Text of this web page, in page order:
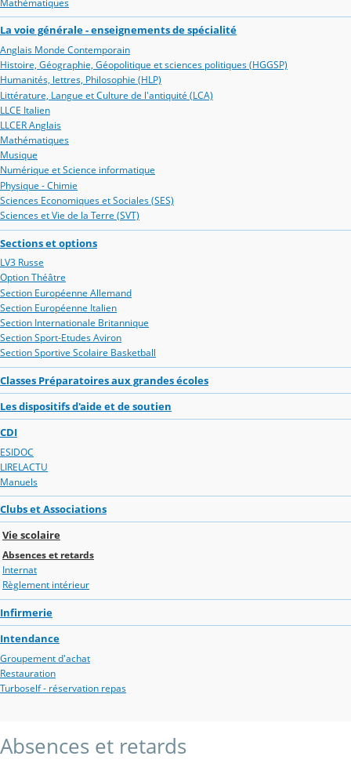
La voie générale - enseignements de spécialité
Anglais Monde Contemporain
Histoire, Géographie, Géopolitique et sciences politiques (HGGSP)
Humanités, lettres, Philosophie (HLP)
Littérature, Langue et Culture de l'antiquité (LCA)
LLCE Italien
LLCER Anglais
Mathématiques
Musique
Numérique et Science informatique
Physique - Chimie
Sciences Economiques et Sociales (SES)
Sciences et Vie de la Terre (SVT)
Sections et options
LV3 Russe
Option Théâtre
Section Européenne Allemand
Section Européenne Italien
Section Internationale Britannique
Section Sport-Etudes Aviron
Section Sportive Scolaire Basketball
Classes Préparatoires aux grandes écoles
Les dispositifs d'aide et de soutien
CDI
ESIDOC
LIRELACTU
Manuels
Clubs et Associations
Vie scolaire
Absences et retards
Internat
Règlement intérieur
Infirmerie
Intendance
Groupement d'achat
Restauration
Turboself - réservation repas
Absences et retards